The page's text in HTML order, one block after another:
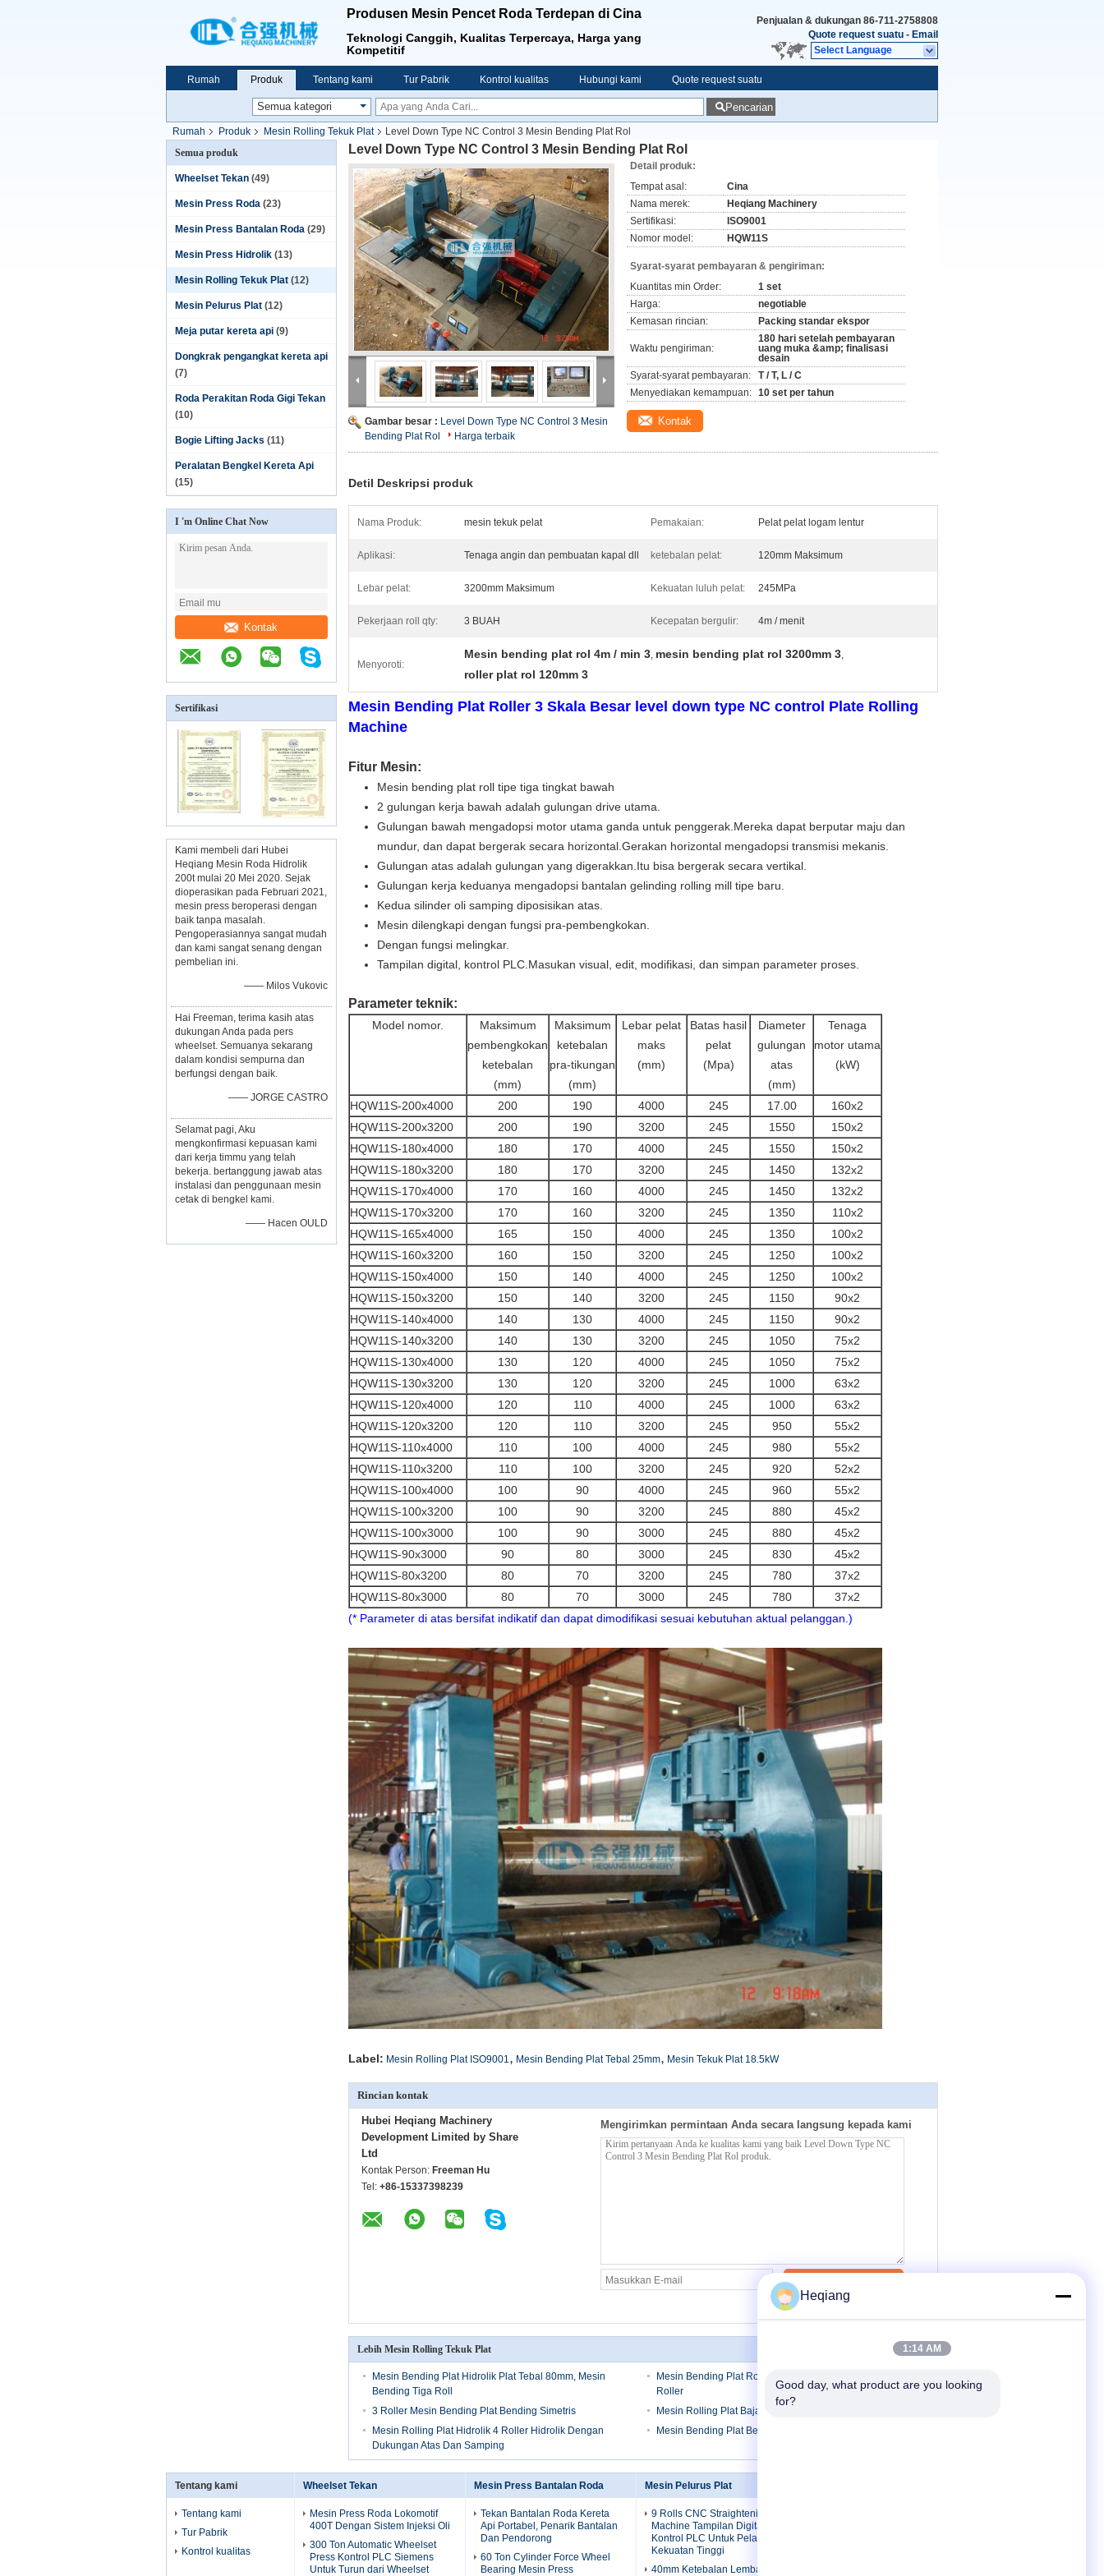
Produsen Mesin Pencet Roda Terdepan di Cina
Teknologi Canggih, Kualitas Terpercaya, Harga yang
Kompetitif
Penjualan & dukungan 86-711-2758808
Quote request suatu - Email
Select Language
Rumah Produk Tentang kami Tur Pabrik Kontrol kualitas Hubungi kami Quote request suatu
Pencarian
Rumah Produk Mesin Rolling Tekuk Plat
Level Down Type NC Control 3 Mesin Bending Plat Rol
Semua produk
Wheelset Tekan (49)
Mesin Press Roda (23)
Mesin Press Bantalan Roda (29)
Mesin Press Hidrolik (13)
Mesin Rolling Tekuk Plat (12)
Mesin Pelurus Plat (12)
Meja putar kereta api (9)
Dongkrak pengangkat kereta api
(7)
Roda Perakitan Roda Gigi Tekan
(10)
Bogie Lifting Jacks (11)
Peralatan Bengkel Kereta Api
(15)
I 'm Online Chat Now
Kontak
Sertifikasi
Kami membeli dari Hubei
Heqiang Mesin Roda Hidrolik
200t mulai 20 Mei 2020. Sejak
dioperasikan pada Februari 2021,
mesin press beroperasi dengan
baik tanpa masalah.
Pengoperasiannya sangat mudah
dan kami sangat senang dengan
pembelian ini.
—— Milos Vukovic
Hai Freeman, terima kasih atas
dukungan Anda pada pers
wheelset. Semuanya sekarang
dalam kondisi sempurna dan
berfungsi dengan baik.
—— JORGE CASTRO
Selamat pagi, Aku
mengkonfirmasi kepuasan kami
dari kerja timmu yang telah
bekerja. bertanggung jawab atas
instalasi dan penggunaan mesin
cetak di bengkel kami.
—— Hacen OULD
Level Down Type NC Control 3 Mesin Bending Plat Rol
Gambar besar : Level Down Type NC Control 3 Mesin
Bending Plat Rol
Harga terbaik
Detail produk:
Tempat asal:
Cina
Nama merek:
Heqiang Machinery
Sertifikasi:
ISO9001
Nomor model:
HQW11S
Syarat-syarat pembayaran & pengiriman:
Kuantitas min Order:
1 set
Harga:
negotiable
Kemasan rincian:
Packing standar ekspor
Waktu pengiriman:
180 hari setelah pembayaran
uang muka &amp; finalisasi
desain
Syarat-syarat pembayaran:
T / T, L / C
Menyediakan kemampuan: 10 set per tahun
Kontak
Detil Deskripsi produk
Nama Produk: mesin tekuk pelat Pemakaian: Pelat pelat logam lentur
Aplikasi: Tenaga angin dan pembuatan kapal dll ketebalan pelat: 120mm Maksimum
Lebar pelat: 3200mm Maksimum Kekuatan luluh pelat: 245MPa
Pekerjaan roll qty: 3 BUAH Kecepatan bergulir: 4m / menit
Menyoroti:
Mesin bending plat rol 4m / min 3, mesin bending plat rol 3200mm 3,
roller plat rol 120mm 3
Mesin Bending Plat Roller 3 Skala Besar level down type NC control Plate Rolling
Machine
Fitur Mesin:
Mesin bending plat roll tipe tiga tingkat bawah
2 gulungan kerja bawah adalah gulungan drive utama.
Gulungan bawah mengadopsi motor utama ganda untuk penggerak.Mereka dapat berputar maju dan
mundur, dan dapat bergerak secara horizontal.Gerakan horizontal mengadopsi transmisi mekanis.
Gulungan atas adalah gulungan yang digerakkan.Itu bisa bergerak secara vertikal.
Gulungan kerja keduanya mengadopsi bantalan gelinding rolling mill tipe baru.
Kedua silinder oli samping diposisikan atas.
Mesin dilengkapi dengan fungsi pra-pembengkokan.
Dengan fungsi melingkar.
Tampilan digital, kontrol PLC.Masukan visual, edit, modifikasi, dan simpan parameter proses.
Parameter teknik:
Model nomor.
Maksimum
pembengkokan
ketebalan
(mm)
Maksimum
ketebalan
pra-tikungan
(mm)
Lebar pelat
maks
(mm)
Batas hasil
pelat
(Mpa)
Diameter
gulungan
atas
(mm)
Tenaga
motor utama
(kW)
HQW11S-200x4000 200 190 4000 245 17.00
160x2
HQW11S-200x3200
200 190 3200 245 1550
150x2
HQW11S-180x4000
180 170 4000 245 1550
150x2
HQW11S-180x3200
180 170 3200 245 1450
132x2
HQW11S-170x4000
170 160 4000 245 1450
132x2
HQW11S-170x3200
170 160 3200 245 1350
110x2
HQW11S-165x4000
165 150 4000 245 1350
100x2
HQW11S-160x3200
160 150 3200 245 1250
100x2
HQW11S-150x4000
150 140 4000 245 1250
100x2
HQW11S-150x3200
150 140 3200 245 1150
90x2
HQW11S-140x4000
140 130 4000 245 1150
90x2
HQW11S-140x3200
140 130 3200 245 1050
75x2
HQW11S-130x4000
130 120 4000 245 1050
75x2
HQW11S-130x3200
130 120 3200 245 1000
63x2
HQW11S-120x4000
120 110 4000 245 1000
63x2
HQW11S-120x3200
120 110 3200 245 950
55x2
HQW11S-110x4000
110 100 4000 245 980
55x2
HQW11S-110x3200
110 100 3200 245 920
52x2
HQW11S-100x4000
100 90 4000 245 960
55x2
HQW11S-100x3200
100 90 3200 245 880
45x2
HQW11S-100x3000
100 90 3000 245 880
45x2
HQW11S-90x3000
90 80 3000 245 830
45x2
HQW11S-80x3200
80 70 3200 245 780
37x2
HQW11S-80x3000
80 70 3000 245 780
37x2
(* Parameter di atas bersifat indikatif dan dapat dimodifikasi sesuai kebutuhan aktual pelanggan.)
Label: Mesin Rolling Plat ISO9001, Mesin Bending Plat Tebal 25mm, Mesin Tekuk Plat 18.5kW
Rincian kontak
Hubei Heqiang Machinery
Development Limited by Share
Ltd
Kontak Person: Freeman Hu
Tel: +86-15337398239
Mengirimkan permintaan Anda secara langsung kepada kami
Lebih Mesin Rolling Tekuk Plat
Mesin Bending Plat Hidrolik Plat Tebal 80mm, Mesin
Bending Tiga Roll
Mesin Bending Plat Roll Digital 4, Mesin Sheet Bending
Roller
3 Roller Mesin Bending Plat Bending Simetris
Mesin Rolling Plat Baja Mekanik Seri W11
Mesin Rolling Plat Hidrolik 4 Roller Hidrolik Dengan
Dukungan Atas Dan Samping
Mesin Bending Plat Besi Hidrolik 3 Roll Skala Besar
Tentang kami
Tentang kami
Tur Pabrik
Kontrol kualitas
Wheelset Tekan
Mesin Press Roda Lokomotif
400T Dengan Sistem Injeksi Oli
300 Ton Automatic Wheelset
Press Kontrol PLC Siemens
Untuk Turun dari Wheelset
Mesin Press Bantalan Roda
Tekan Bantalan Roda Kereta
Api Portabel, Penarik Bantalan
Dan Pendorong
60 Ton Cylinder Force Wheel
Bearing Mesin Press
Mesin Pelurus Plat
9 Rolls CNC Straightening
Machine Tampilan Digital
Kontrol PLC Untuk Pelat
Kekuatan Tinggi
40mm Ketebalan Lembaran
Heqiang
1:14 AM
Good day, what product are you looking
for?